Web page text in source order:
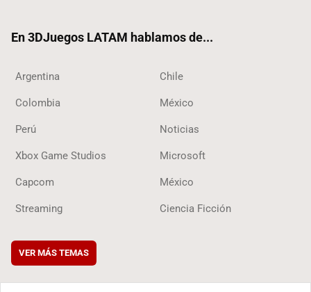
En 3DJuegos LATAM hablamos de...
Argentina Chile
Colombia México
Perú Noticias
Xbox Game Studios Microsoft
Capcom México
Streaming Ciencia Ficción
VER MÁS TEMAS